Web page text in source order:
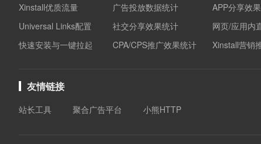
Xinstall优质流量
Universal Links配置
快速安装与一键拉起
广告投放数据统计
APP分享效
社交分享效果统计
网页/应用内
CPA/CPS推广效果统计
Xinstall营销
友情链接
站长工具 聚合广告平台 小熊HTTP